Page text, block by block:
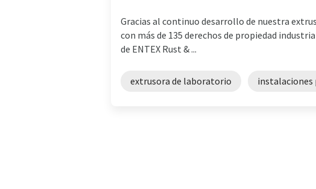
Gracias al continuo desarrollo de nuestra
con más de 135 derechos de propiedad
de ENTEX Rust & ...
extrusora de laboratorio instalaciones